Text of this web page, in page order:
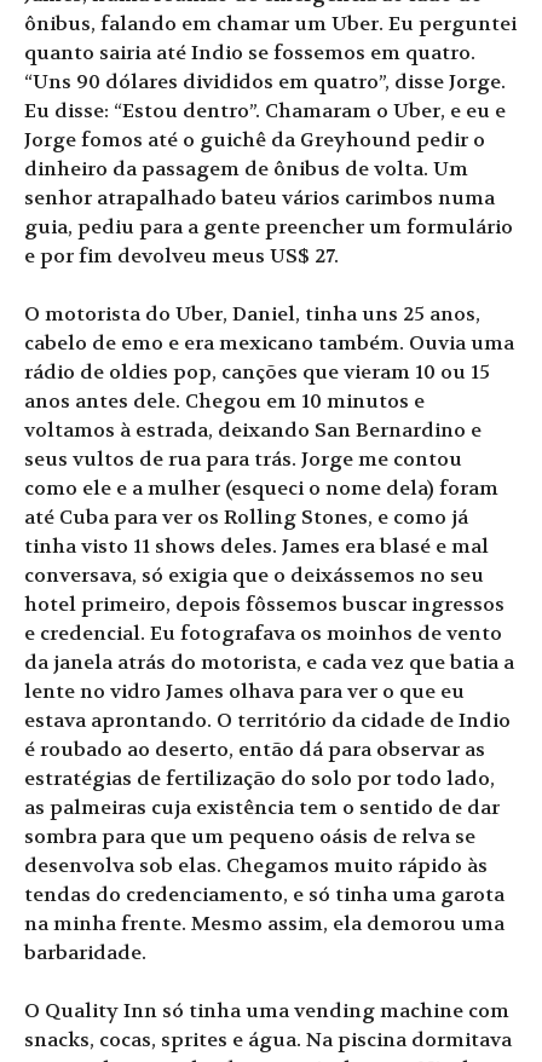
ônibus, falando em chamar um Uber. Eu perguntei
quanto sairia até Indio se fossemos em quatro.
“Uns 90 dólares divididos em quatro”, disse Jorge.
Eu disse: “Estou dentro”. Chamaram o Uber, e eu e
Jorge fomos até o guichê da Greyhound pedir o
dinheiro da passagem de ônibus de volta. Um
senhor atrapalhado bateu vários carimbos numa
guia, pediu para a gente preencher um formulário
e por fim devolveu meus US$ 27.
O motorista do Uber, Daniel, tinha uns 25 anos,
cabelo de emo e era mexicano também. Ouvia uma
rádio de oldies pop, canções que vieram 10 ou 15
anos antes dele. Chegou em 10 minutos e
voltamos à estrada, deixando San Bernardino e
seus vultos de rua para trás. Jorge me contou
como ele e a mulher (esqueci o nome dela) foram
até Cuba para ver os Rolling Stones, e como já
tinha visto 11 shows deles. James era blasé e mal
conversava, só exigia que o deixássemos no seu
hotel primeiro, depois fôssemos buscar ingressos
e credencial. Eu fotografava os moinhos de vento
da janela atrás do motorista, e cada vez que batia a
lente no vidro James olhava para ver o que eu
estava aprontando. O território da cidade de Indio
é roubado ao deserto, então dá para observar as
estratégias de fertilização do solo por todo lado,
as palmeiras cuja existência tem o sentido de dar
sombra para que um pequeno oásis de relva se
desenvolva sob elas. Chegamos muito rápido às
tendas do credenciamento, e só tinha uma garota
na minha frente. Mesmo assim, ela demorou uma
barbaridade.
O Quality Inn só tinha uma vending machine com
snacks, cocas, sprites e água. Na piscina dormitava